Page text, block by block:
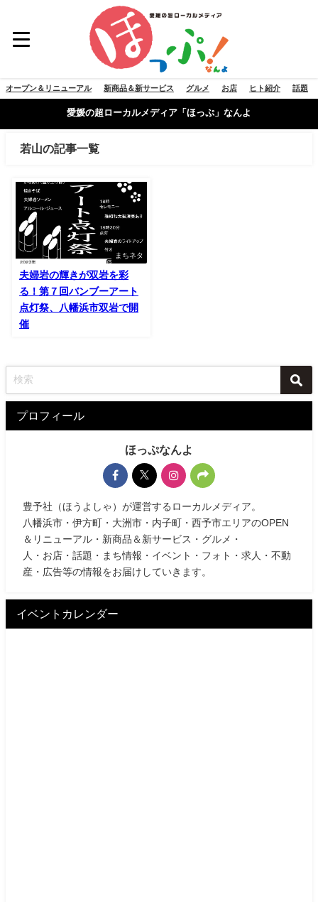
オープン＆リニューアル 新商品＆新サービス グルメ お店 ヒト紹介 話題
愛媛の超ローカルメディア「ほっぷ」なんよ
若山の記事一覧
まちネタ
夫婦岩の輝きが双岩を彩
る！第７回バンブーアート
点灯祭、八幡浜市双岩で開
催
プロフィール
ほっぷなんよ
豊予社（ほうよしゃ）が運営するローカルメディア。
八幡浜市・伊方町・大洲市・内子町・西予市エリアのOPEN
＆リニューアル・新商品＆新サービス・グルメ・
人・お店・話題・まち情報・イベント・フォト・求人・不動
産・広告等の情報をお届けしていきます。
イベントカレンダー